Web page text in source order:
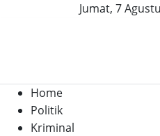
Jumat, 7
Home
Politik
Kriminal